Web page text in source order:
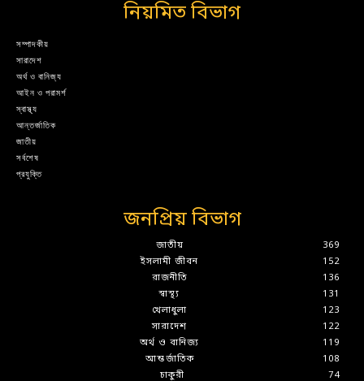
নিয়মিত বিভাগ
সম্পাদকীয়
সারাদেশ
অর্থ ও বানিজ্য
আইন ও পরামর্শ
স্বাস্থ্য
আন্তর্জাতিক
জাতীয়
সর্বশেষ
প্রযুক্তি
জনপ্রিয় বিভাগ
জাতীয়
369
ইসলামী জীবন
152
রাজনীতি
136
স্বাস্থ্য
131
খেলাধুলা
123
সারাদেশ
122
অর্থ ও বানিজ্য
119
আন্তর্জাতিক
108
চাকুরী
74